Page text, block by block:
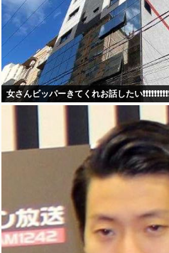
女さんビッパーきてくれお話したい